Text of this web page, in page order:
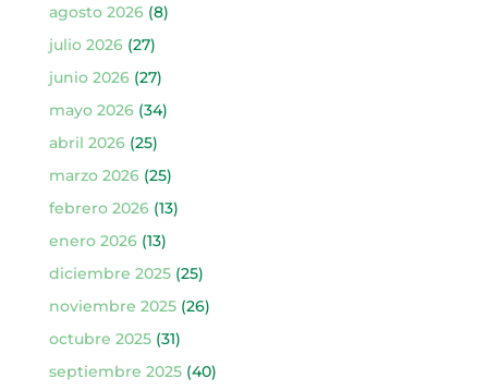
agosto 2026(8)
julio 2026(27)
junio 2026(27)
mayo 2026(34)
abril 2026(25)
marzo 2026(25)
febrero 2026(13)
enero 2026(13)
diciembre 2025(25)
noviembre 2025(26)
octubre 2025(31)
septiembre 2025(40)